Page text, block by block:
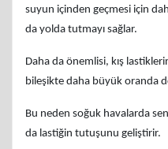
suyun içinden geçmesi için
da yolda tutmayı sağlar.
Daha da önemlisi, kış
bileşikte daha büyük oranda
Bu neden soğuk havalarda
da lastiğin tutuşunu geliştirir.